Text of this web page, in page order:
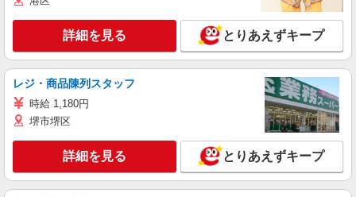
詳細を見る とりあえずキープ
レジ・商品陳列スタッフ
時給 1,180円
堺市堺区
詳細を見る とりあえずキープ